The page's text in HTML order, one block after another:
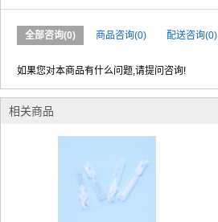
全部咨询(0) 商品咨询(0) 配送咨询(0)
如果您对本商品有什么问题,请提问咨询!
相关商品